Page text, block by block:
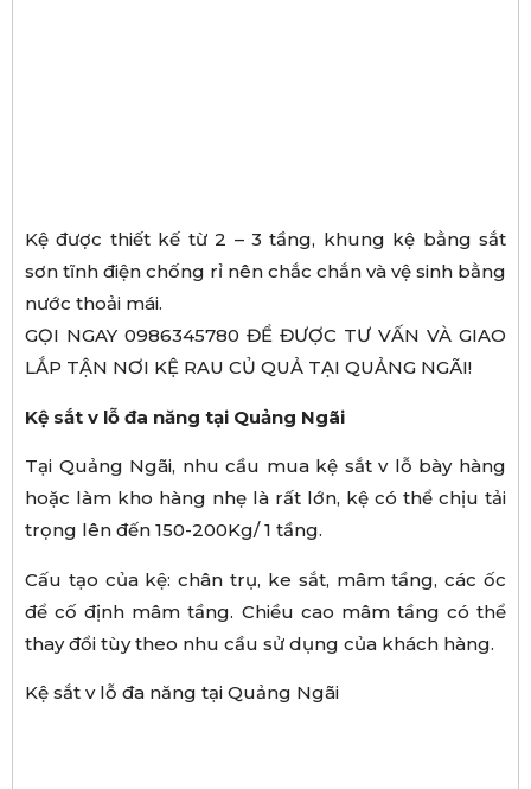
Kệ được thiết kế từ 2 – 3 tầng, khung kệ bằng sắt
sơn tĩnh điện chống rỉ nên chắc chắn và vệ sinh bằng
nước thoải mái.
GỌI NGAY 0986345780 ĐỂ ĐƯỢC TƯ VẤN VÀ GIAO
LẮP TẬN NƠI KỆ RAU CỦ QUẢ TẠI QUẢNG NGÃI!
Kệ sắt v lỗ đa năng tại Quảng Ngãi
Tại Quảng Ngãi, nhu cầu mua kệ sắt v lỗ bày hàng
hoặc làm kho hàng nhẹ là rất lớn, kệ có thể chịu tải
trọng lên đến 150-200Kg/ 1 tầng.
Cấu tạo của kệ: chân trụ, ke sắt, mâm tầng, các ốc
để cố định mâm tầng. Chiều cao mâm tầng có thể
thay đổi tùy theo nhu cầu sử dụng của khách hàng.
Kệ sắt v lỗ đa năng tại Quảng Ngãi